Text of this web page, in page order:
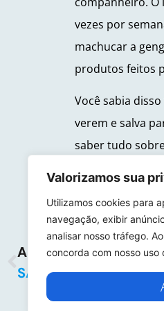
Valorizamos sua
Utilizamos cookies para
navegação, exibir
analisar nosso tráfego.
concorda com nosso uso
vezes por
machucar a
produtos feitos
Você sabia
verem e salva
saber tudo
ANTERIOR